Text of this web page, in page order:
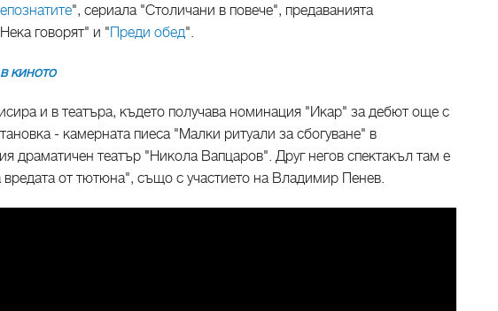
", сериала "Столичани в повече", предаванията
говорят" и "Преди обед".
киното
и в театъра, където получава номинация "Икар" за дебют още с
- камерната пиеса "Малки ритуали за сбогуване" в
драматичен театър "Никола Вапцаров". Друг негов спектакъл там е
вредата от тютюна", също с участието на Владимир Пенев.